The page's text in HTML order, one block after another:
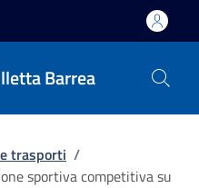
Barrea
trasporti /
sportiva competitiva su